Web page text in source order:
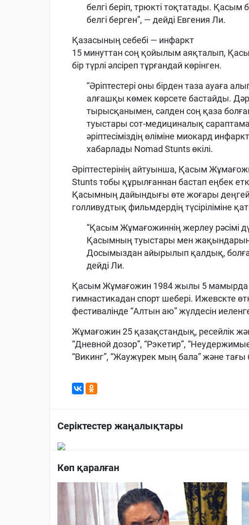
белгі беріп, трюкті тоқтатады. Қасым
белгі берген”, — дейді Евгения Ли.
Қазасының себебі — инфаркт
15 минуттан соң қойылым аяқталып,
бір түрлі әлсіреп тұрғандай көрінген.
“Әріптестері оны бірден таза ауаға
алғашқы көмек көрсете бастайды.
тырысқанымен, сәлден соң қаза
туыстары сот-медициналық
әріптесіміздің өліміне миокард
хабарлады Nomad Stunts өкілі.
Әріптестерінің айтуынша, Қасым
Stunts тобы құрылғаннан бастап еңбек
Қасымның дайындығы өте жоғары
голливудтық фильмдердің түсіріліміне
“Қасым Жұмағожиннің жерлеу рәсімі
Қасымның туыстары мен
Досымыздан айырылып қалдық,
дейді Ли.
Қасым Жұмағожин 1984 жылы 5 мамырда
гимнастикадан спорт шебері. Ижевскте
фестивалінде “Алтын аю” жүлдесін
Жұмағожин 25 қазақстандық, ресейлік
“Дневной дозор”, “Рэкетир”,
“Викинг”, “Жаужүрек мың бала” және тағы
Серіктестер жаңалықтары
Көп қаралған